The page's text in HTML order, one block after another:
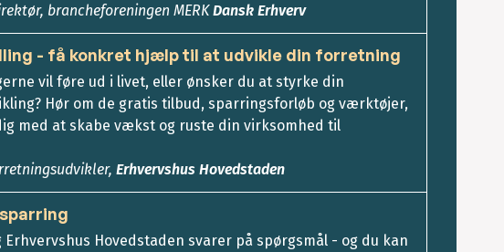
brancheforeningen MERKDansk Erhverv
- få konkret hjælp til at udvikle din forretning
vil føre ud i livet, eller ønsker du at styrke din
Hør om de gratis tilbud, sparringsforløb og værktøjer,
med at skabe vækst og ruste din virksomhed til
Erhvervshus Hovedstaden
Erhvervshus Hovedstaden svarer på spørgsmål - og du kan